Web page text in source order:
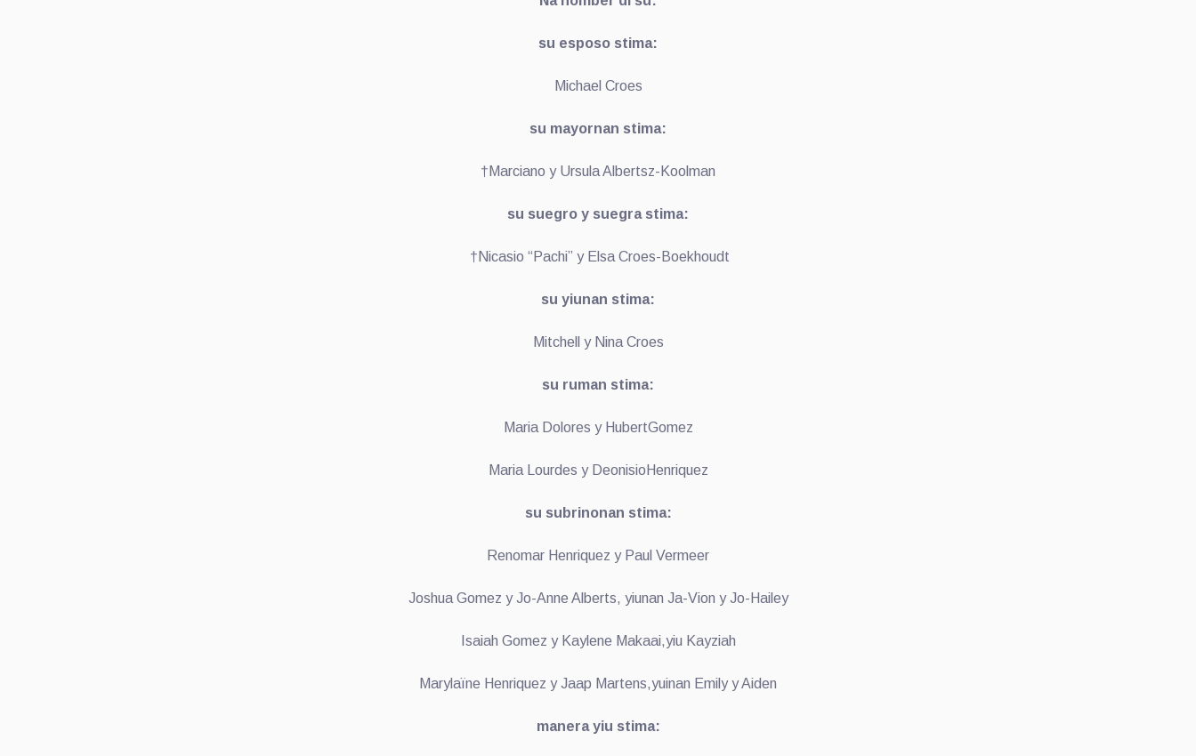
su esposo stima:
Michael Croes
su mayornan stima:
†Marciano y Ursula Albertsz-Koolman
su suegro y suegra stima:
†Nicasio “Pachi” y Elsa Croes-Boekhoudt
su yiunan stima:
Mitchell y Nina Croes
su ruman stima:
Maria Dolores y HubertGomez
Maria Lourdes y DeonisioHenriquez
su subrinonan stima:
Renomar Henriquez y Paul Vermeer
Joshua Gomez y Jo-Anne Alberts, yiunan Ja-Vion y Jo-Hailey
Isaiah Gomez y Kaylene Makaai,yiu Kayziah
Marylaїne Henriquez y Jaap Martens,yuinan Emily y Aiden
manera yiu stima: